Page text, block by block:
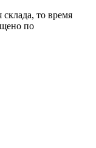
то время
по